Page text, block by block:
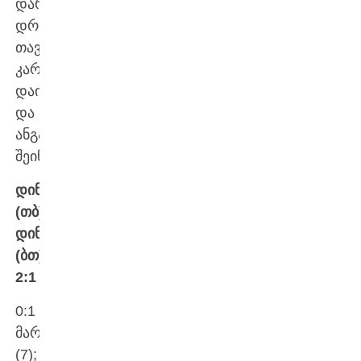
დარჩენილ
დროში
თავი
კარგად
დაიცვა
და
ანგარიში
შეინარჩუნა.
დინამო
(თბ)-
დინამო
(ბთ)
2:1
0:1
მარა
(7);